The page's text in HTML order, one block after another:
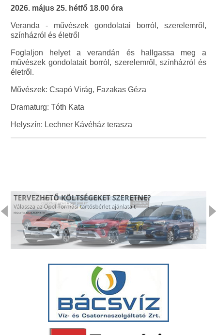
2026. május 25. hétfő 18.00 óra
Veranda - művészek gondolatai borról, szerelemről,
színházról és életről
Foglaljon helyet a verandán és hallgassa meg a
művészek gondolatait borról, szerelemről, színházról és
életről.
Művészek: Csapó Virág, Fazakas Géza
Dramaturg: Tóth Kata
Helyszín: Lechner Kávéház terasza